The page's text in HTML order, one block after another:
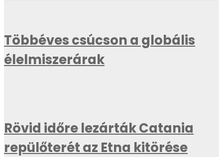
Többéves csúcson a globális
élelmiszerárak
Rövid időre lezárták Catania
repülőterét az Etna kitörése